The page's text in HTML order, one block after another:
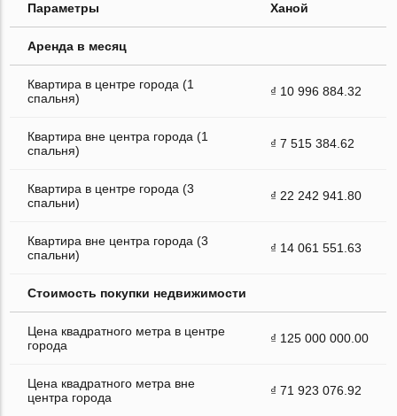
Параметры Ханой
Аренда в месяц
Квартира в центре города (1
спальня)
₫ 10 996 884.32
Квартира вне центра города (1
спальня)
₫ 7 515 384.62
Квартира в центре города (3
спальни)
₫ 22 242 941.80
Квартира вне центра города (3
спальни)
₫ 14 061 551.63
Стоимость покупки недвижимости
Цена квадратного метра в центре
города
₫ 125 000 000.00
Цена квадратного метра вне
центра города
₫ 71 923 076.92